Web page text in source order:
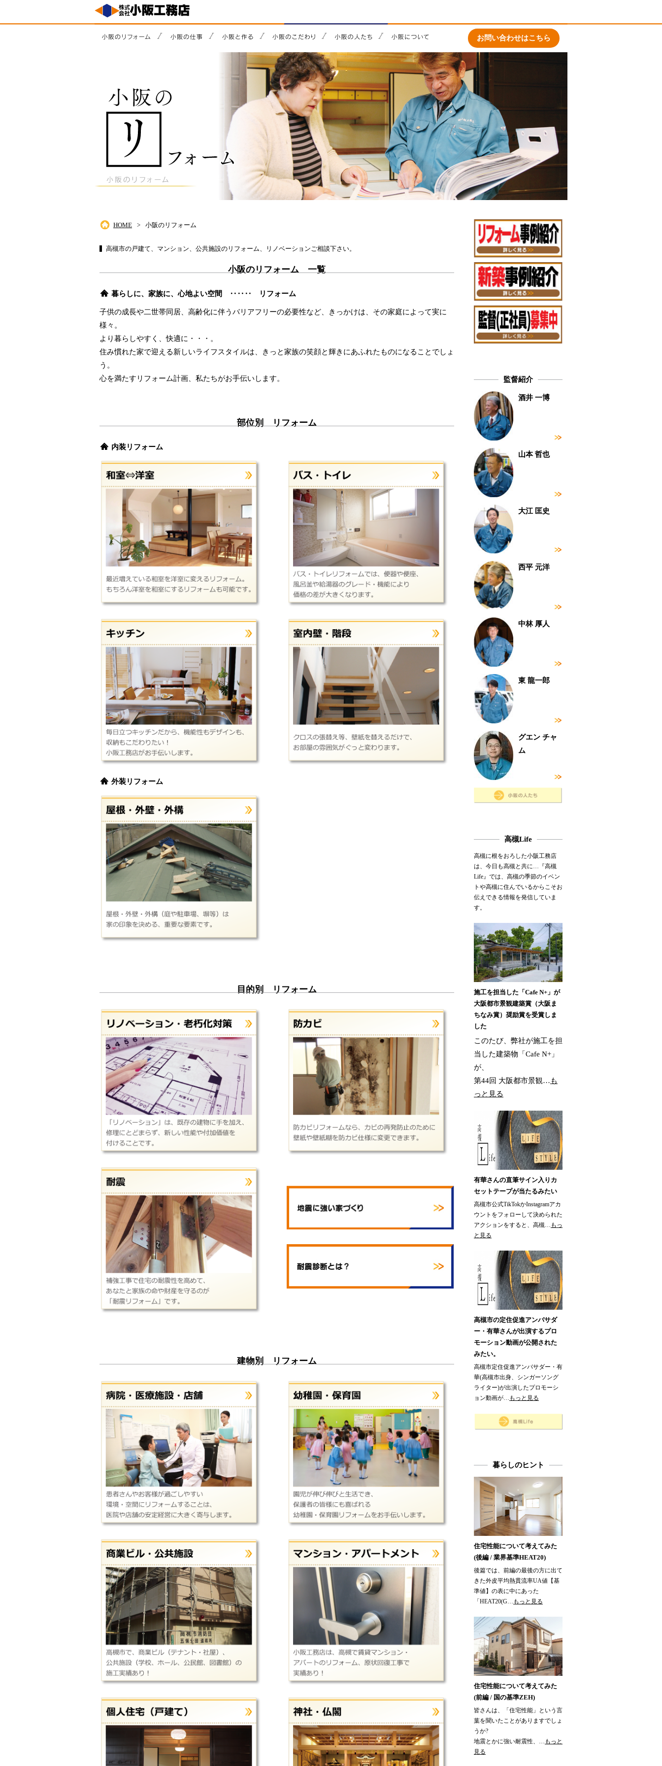
お問い合わせはこちら
HOME 小阪のリフォーム
高槻市の戸建て、マンション、公共施設のリフォーム、リノベーションご相談下さい。
小阪のリフォーム 一覧
暮らしに、家族に、心地よい空間 ‥‥‥ リフォーム
子供の成長や二世帯同居、高齢化に伴うバリアフリーの必要性など、きっかけは、その家庭によって実に
様々。
より暮らしやすく、快適に・・・。
住み慣れた家で迎える新しいライフスタイルは、きっと家族の笑顔と輝きにあふれたものになることでしょ
う。
心を満たすリフォーム計画、私たちがお手伝いします。
部位別 リフォーム
内装リフォーム
外装リフォーム
目的別 リフォーム
建物別 リフォーム
監督紹介
酒井 一博
山本 哲也
大江 匡史
西平 元洋
中林 厚人
東 龍一郎
グエン チャ
ム
高槻Life
高槻に根をおろした小阪工務店
は、今日も高槻と共に…『高槻
Life』では、高槻の季節のイベン
トや高槻に住んでいるからこそお
伝えできる情報を発信していま
す。
施工を担当した「Cafe N+」が
大阪都市景観建築賞（大阪ま
ちなみ賞）奨励賞を受賞しま
した
このたび、弊社が施工を担
当した建築物「Cafe N+」
が、
第44回 大阪都市景観…も
っと見る
有華さんの直筆サイン入りカ
セットテープが当たるみたい
高槻市公式TikTokかInstagramアカ
ウントをフォローして決められた
アクションをすると、高槻… もっ
と見る
高槻市の定住促進アンバサダ
ー・有華さんが出演するプロ
モーション動画が公開された
みたい。
高槻市定住促進アンバサダー・有
華(高槻市出身、シンガーソング
ライター)が出演したプロモーシ
ョン動画が… もっと見る
暮らしのヒント
住宅性能について考えてみた
(後編 / 業界基準HEAT20)
後篇では、前編の最後の方に出て
きた外皮平均熱貫流率UA値【基
準値】の表に中にあった
「HEAT20(G…
もっと見る
住宅性能について考えてみた
(前編 / 国の基準ZEH)
皆さんは、「住宅性能」という言
葉を聞いたことがありますでしょ
うか?
地震とかに強い耐震性、…
もっと
見る